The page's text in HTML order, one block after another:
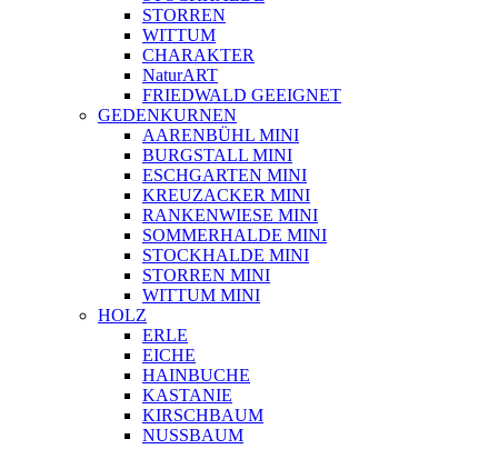
STORREN
WITTUM
CHARAKTER
NaturART
FRIEDWALD GEEIGNET
GEDENKURNEN
AARENBÜHL MINI
BURGSTALL MINI
ESCHGARTEN MINI
KREUZACKER MINI
RANKENWIESE MINI
SOMMERHALDE MINI
STOCKHALDE MINI
STORREN MINI
WITTUM MINI
HOLZ
ERLE
EICHE
HAINBUCHE
KASTANIE
KIRSCHBAUM
NUSSBAUM